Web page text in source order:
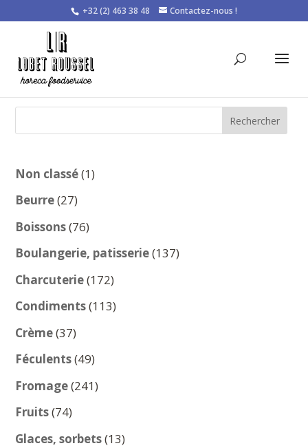
+32 (2) 463 38 48 Contactez-nous !
Rechercher
Non classé 11
Beurre 2727
produits
Boissons 7676
produits
Boulangerie, patisserie 137137
Charcuterie 172172
produits
Condiments 113113
Crème 3737
produits
Féculents 4949
produits
Fromage 241241
Fruits 7474
produits
Glaces, sorbets 1313